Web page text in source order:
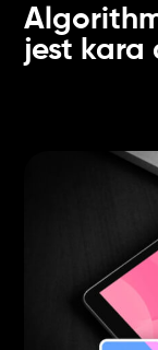
jest kara